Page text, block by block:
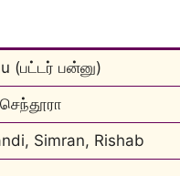
(பட்டர் பன்னு)
Simran, Rishab